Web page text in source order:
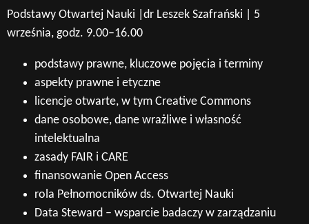
Podstawy Otwartej Nauki |dr Leszek Szafrański | 5
września, godz. 9.00–16.00
podstawy prawne, kluczowe pojęcia i terminy
aspekty prawne i etyczne
licencje otwarte, w tym Creative Commons
dane osobowe, dane wrażliwe i własność
intelektualna
zasady FAIR i CARE
finansowanie Open Access
rola Pełnomocników ds. Otwartej Nauki
Data Steward – wsparcie badaczy w zarządzaniu